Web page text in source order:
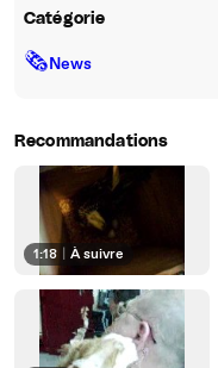
Catégorie
🗞News
Recommandations
1:18 À suivre